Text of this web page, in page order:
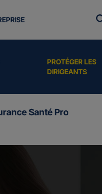
PROTÉGER LES
DIRIGEANTS
Santé Pro